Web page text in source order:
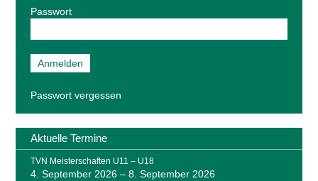
Passwort
Passwort vergessen
Aktuelle Termine
TVN Meisterschaften U11 – U18
4. September 2026– 8. September 2026